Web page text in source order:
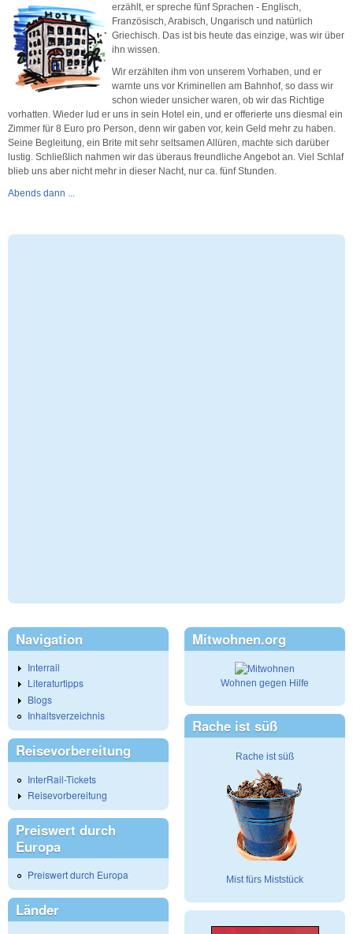
erzählt, er spreche fünfSprachen - Englisch,
Französisch, Arabisch, Ungarisch und natürlich
Griechisch. Das ist bis heute das einzige, was wir über
ihn wissen.
Wir erzählten ihm von unserem Vorhaben, und er
warnte uns vor Kriminellen am Bahnhof, so dass wir
schon wieder unsicher waren, ob wir das Richtige
vorhatten. Wieder lud er uns in sein Hotel ein, und er offerierte uns diesmal ein
Zimmer für 8 Euro pro Person, denn wir gaben vor, kein Geld mehr zu haben.
Seine Begleitung, ein Brite mit sehr seltsamen Allüren, machte sich darüber
lustig. Schließlich nahmen wir das überaus freundliche Angebot an. Viel Schlaf
blieb uns aber nicht mehr in dieser Nacht, nur ca. fünf Stunden.
Abends dann ...
Navigation
Interrail
Literaturtipps
Blogs
Inhaltsverzeichnis
Reisevorbereitung
InterRail-Tickets
Reisevorbereitung
Preiswert durch
Europa
Preiswert durch Europa
Länder
Mitwohnen.org
Wohnen gegen Hilfe
Rache ist süß
Rache ist süß
Mist fürs Miststück